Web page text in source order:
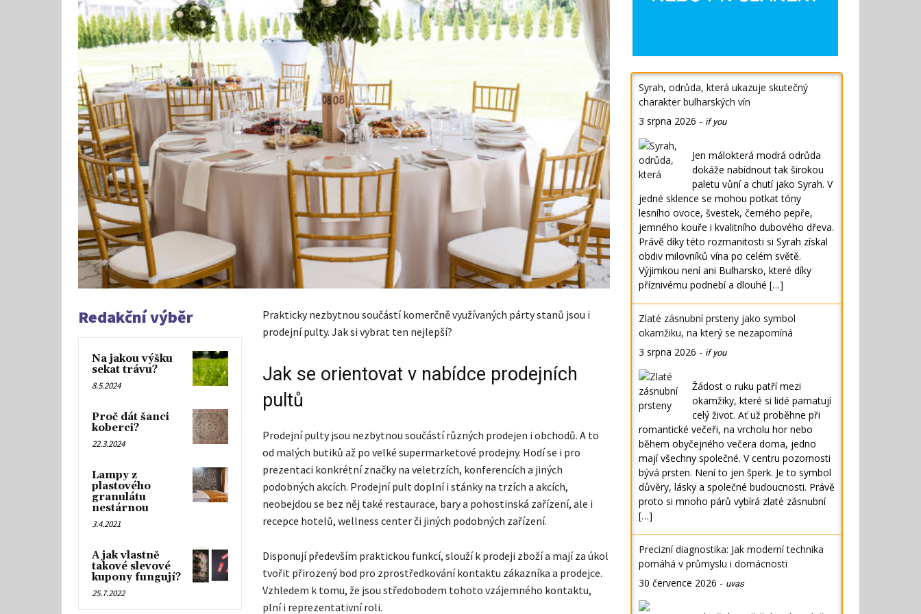
Redakční výběr
Na jakou výšku
sekat trávu?
8.5.2024
Proč dát šanci
koberci?
22.3.2024
Lampy z
plastového
granulátu
nestárnou
3.4.2021
A jak vlastně
takové slevové
kupony fungují?
25.7.2022
Prakticky nezbytnou součástí komerčně využívaných párty stanů jsou i
prodejní pulty. Jak si vybrat ten nejlepší?
Jak se orientovat v nabídce prodejních
pultů
Prodejní pulty jsou nezbytnou součástí různých prodejen i obchodů. A to
od malých butiků až po velké supermarketové prodejny. Hodí se i pro
prezentaci konkrétní značky na veletrzích, konferencích a jiných
podobných akcích. Prodejní pult doplní i stánky na trzích a akcích,
neobejdou se bez něj také restaurace, bary a pohostinská zařízení, ale i
recepce hotelů, wellness center či jiných podobných zařízení.
Disponují především praktickou funkcí, slouží k prodeji zboží a mají za úkol
tvořit přirozený bod pro zprostředkování kontaktu zákazníka a prodejce.
Vzhledem k tomu, že jsou středobodem tohoto vzájemného kontaktu,
plní i reprezentativní roli.
Syrah, odrůda, která ukazuje skutečný
charakter bulharských vín
3 srpna 2026 - if you
Jen málokterá modrá odrůda
dokáže nabídnout tak širokou
paletu vůní a chutí jako Syrah. V
jedné sklence se mohou potkat tóny
lesního ovoce, švestek, černého pepře,
jemného kouře i kvalitního dubového dřeva.
Právě díky této rozmanitosti si Syrah získal
obdiv milovníků vína po celém světě.
Výjimkou není ani Bulharsko, které díky
příznivému podnebí a dlouhé […]
Zlaté zásnubní prsteny jako symbol
okamžiku, na který se nezapomíná
3 srpna 2026 - if you
Žádost o ruku patří mezi
okamžiky, které si lidé pamatují
celý život. Ať už proběhne při
romantické večeři, na vrcholu hor nebo
během obyčejného večera doma, jedno
mají všechny společné. V centru pozornosti
bývá prsten. Není to jen šperk. Je to symbol
důvěry, lásky a společné budoucnosti. Právě
proto si mnoho párů vybírá zlaté zásnubní
[…]
Precizní diagnostika: Jak moderní technika
pomáhá v průmyslu i domácnosti
30 července 2026 - uvas